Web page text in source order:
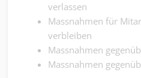
verlassen
Massnahmen für
verbleiben
Massnahmen
Massnahmen